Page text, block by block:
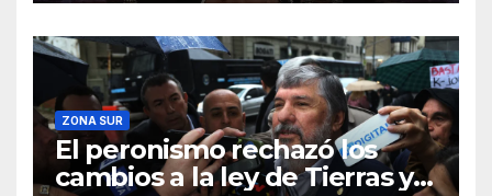
ZONA SUR
El peronismo rechazó los
cambios a la ley de Tierras y